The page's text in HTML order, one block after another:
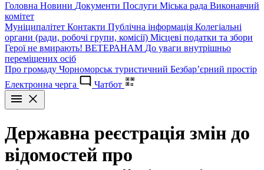
Головна Новини Документи Послуги Міська рада Виконавчий
комітет
Муніципалітет Контакти Публічна інформація Колегіальні
органи (ради, робочі групи, комісії) Місцеві податки та збори
Герої не вмирають! ВЕТЕРАНАМ До уваги внутрішньо
переміщених осіб
Про громаду Чорноморськ туристичний Безбар’єрний простір
Електронна черга
Чатбот
Державна реєстрація змін до
відомостей про